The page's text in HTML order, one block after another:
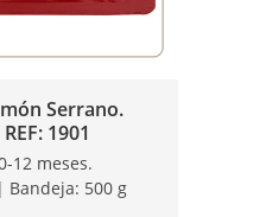
Serrano.
1901
12 meses.
Bandeja: 500 g